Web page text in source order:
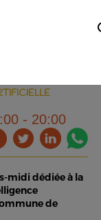
- 20:00
midi dédiée à la
de